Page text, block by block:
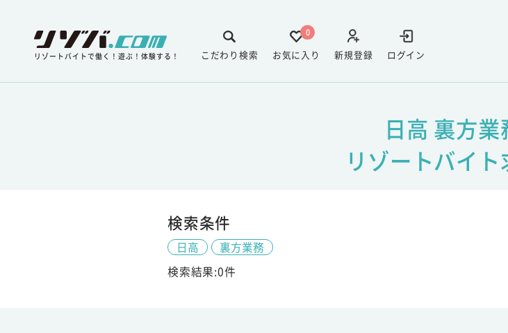
リゾートバイトで働く！遊ぶ！体験する！ ログイン
新規登録
0
お気に入り
こだわり検索
日高 裏方業
リゾートバイ
検索条件
日高
裏方業務
検索結果:0件